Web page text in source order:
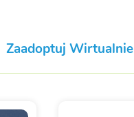
Zaadoptuj Wirtualnie